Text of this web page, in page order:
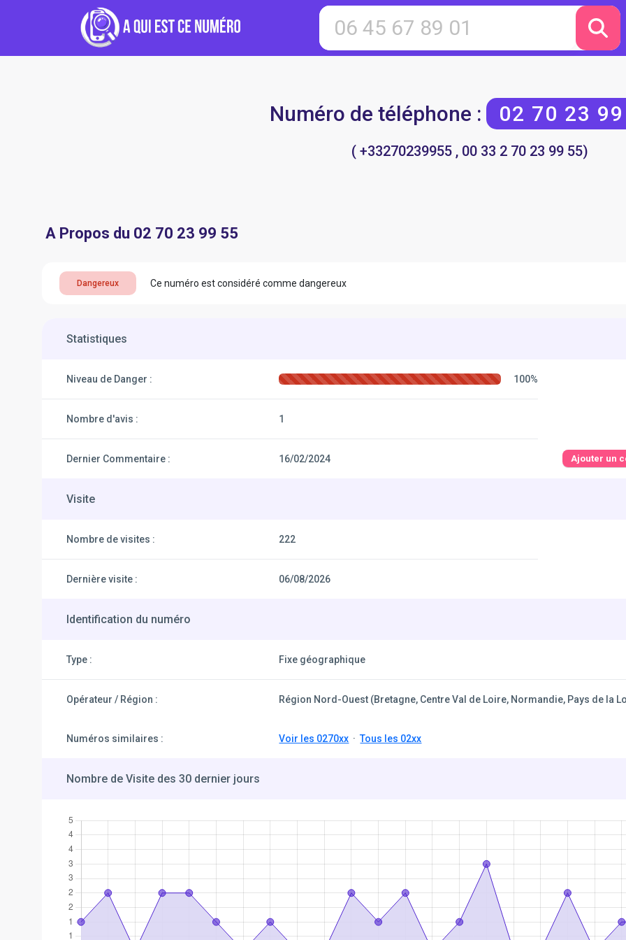
Numéro de téléphone : 02 70 23
( +33270239955 , 00 33 2 70 23 99 55)
A Propos du 02 70 23 99 55
Dangereux Ce numéro est considéré comme dangereux
Statistiques
Niveau de Danger : 100%
Nombre d'avis : 1
Dernier Commentaire : 16/02/2024 Ajouter un
Visite
Nombre de visites : 222
Dernière visite : 06/08/2026
Identification du numéro
Type : Fixe géographique
Opérateur / Région : Région Nord-Ouest (Bretagne, Centre Val de Loire, Normandie, Pays de la
Numéros similaires : Voir les 0270xx ·Tous les 02xx
Nombre de Visite des 30 dernier jours